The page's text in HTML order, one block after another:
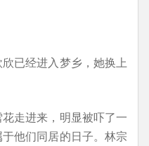
已经进入梦乡，她换上
走进来，明显被吓了一
他们同居的日子。林宗